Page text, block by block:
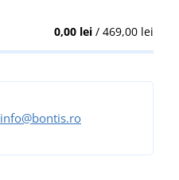
0,00 lei/ 469,00 lei
info@bontis.ro